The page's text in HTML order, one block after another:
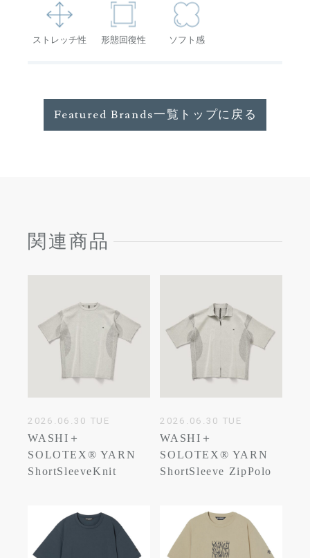
ストレッチ性 形態回復性 ソフト感
Featured Brands一覧トップに戻る
関連商品
2026.06.30 TUE
WASHI＋
SOLOTEX® YARN
ShortSleeveKnit
2026.06.30 TUE
WASHI＋
SOLOTEX® YARN
ShortSleeve ZipPolo